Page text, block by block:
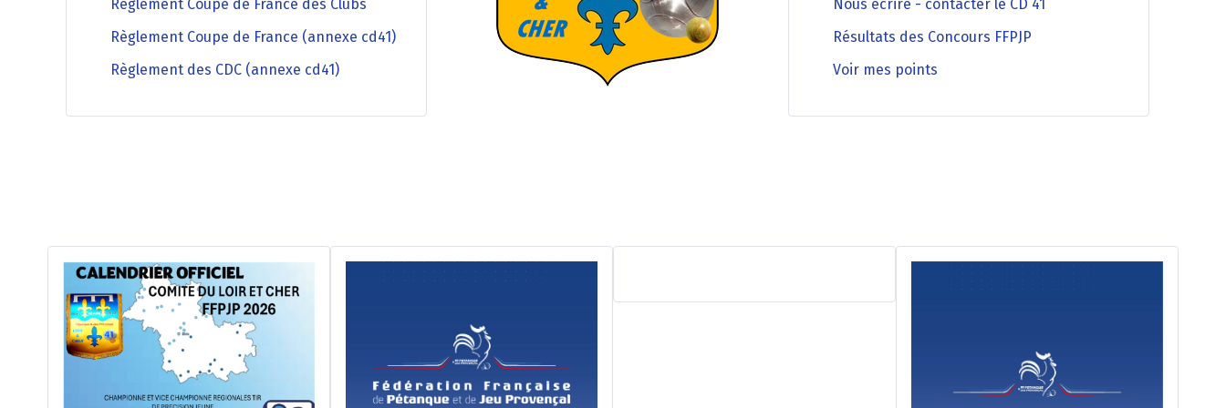
Règlement Coupe de France des Clubs
Règlement Coupe de France (annexe cd41)
Règlement des CDC (annexe cd41)
Nous écrire - contacter le CD 41
Résultats des Concours FFPJP
Voir mes points